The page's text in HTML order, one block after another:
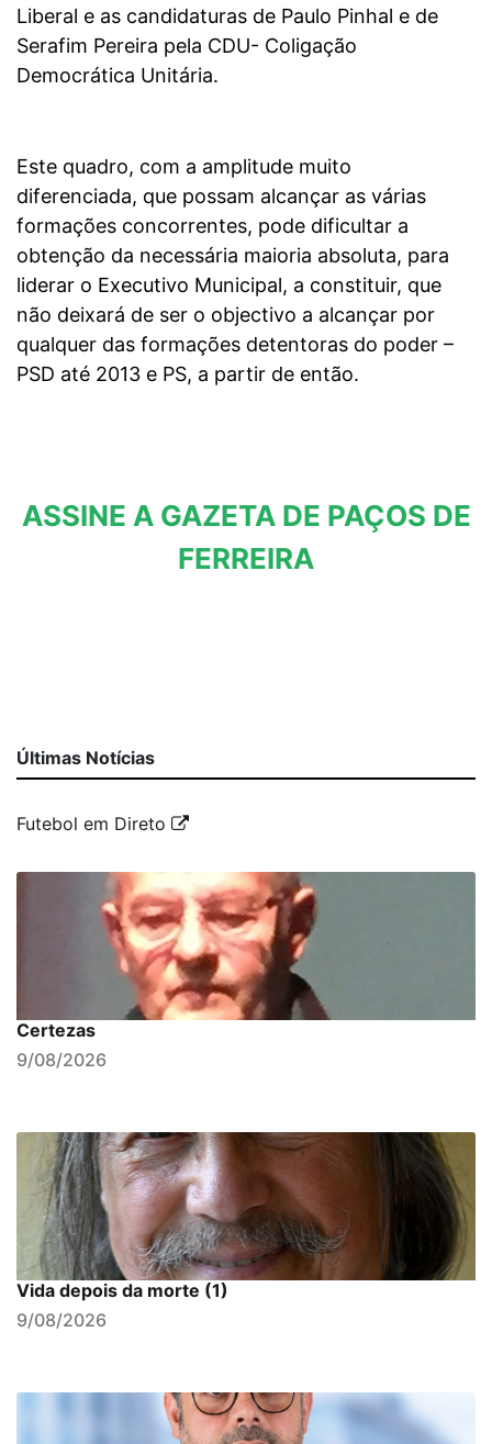
Liberal e as candidaturas de Paulo Pinhal e de
Serafim Pereira pela CDU- Coligação
Democrática Unitária.
Este quadro, com a amplitude muito
diferenciada, que possam alcançar as várias
formações concorrentes, pode dificultar a
obtenção da necessária maioria absoluta, para
liderar o Executivo Municipal, a constituir, que
não deixará de ser o objectivo a alcançar por
qualquer das formações detentoras do poder –
PSD até 2013 e PS, a partir de então.
ASSINE A GAZETA DE PAÇOS DE
FERREIRA
Últimas Notícias
Futebol em Direto
Certezas
9/08/2026
Vida depois da morte (1)
9/08/2026